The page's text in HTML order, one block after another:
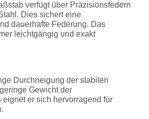
verfügt über Präzisionsfedern
Dies sichert eine
dauerhafte Federung. Das
leichtgängig und exakt
Durchneigung der stabilen
Gewicht der
eignet er sich hervorragend für